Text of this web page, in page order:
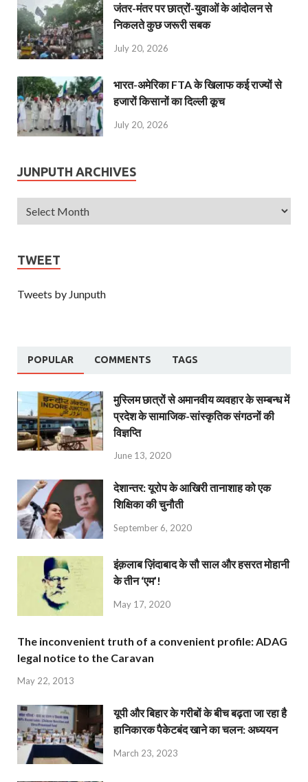
जंतर-मंतर पर छात्रों-युवाओं के आंदोलन से
निकलते कुछ जरूरी सबक
July 20, 2026
भारत-अमेरिका FTA के खिलाफ कई राज्यों से
हजारों किसानों का दिल्ली कूच
July 20, 2026
JUNPUTH ARCHIVES
TWEET
Tweets by Junputh
POPULAR COMMENTS TAGS
मुस्लिम छात्रों से अमानवीय व्यवहार के सम्बन्ध में
प्रदेश के सामाजिक-सांस्कृतिक संगठनों की
विज्ञप्ति
June 13, 2020
देशान्‍तर: यूरोप के आखिरी तानाशाह को एक
शिक्षिका की चुनौती
September 6, 2020
इंक़लाब ज़िंदाबाद के सौ साल और हसरत मोहानी
के तीन ‘एम’!
May 17, 2020
The inconvenient truth of a convenient profile: ADAG
legal notice to the Caravan
May 22, 2013
यूपी और बिहार के गरीबों के बीच बढ़ता जा रहा है
हानिकारक पैकेटबंद खाने का चलन: अध्ययन
March 23, 2023